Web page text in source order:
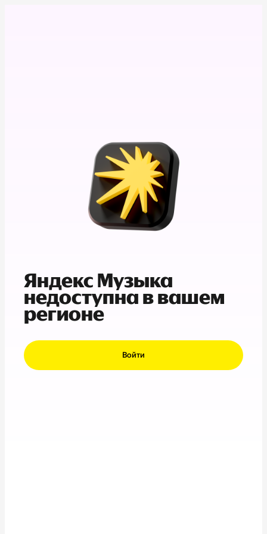
Яндекс Музыка
недоступна в вашем
регионе
Войти